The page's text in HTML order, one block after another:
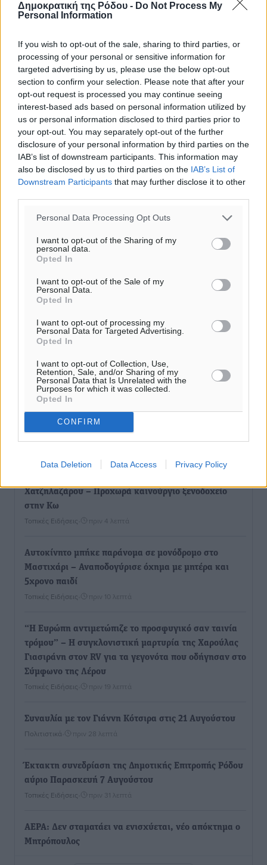
Δημοκρατική της Ρόδου - Do Not Process My
Personal Information
If you wish to opt-out of the sale, sharing to third parties, or
processing of your personal or sensitive information for
targeted advertising by us, please use the below opt-out
section to confirm your selection. Please note that after your
opt-out request is processed you may continue seeing
interest-based ads based on personal information utilized by
us or personal information disclosed to third parties prior to
your opt-out. You may separately opt-out of the further
disclosure of your personal information by third parties on the
IAB’s list of downstream participants. This information may
also be disclosed by us to third parties on the IAB’s List of
Downstream Participants that may further disclose it to other
Personal Data Processing Opt Outs
I want to opt-out of the Sharing of my
personal data.
Opted In
I want to opt-out of the Sale of my
Personal Data.
Opted In
I want to opt-out of processing my
Personal Data for Targeted Advertising.
Opted In
I want to opt-out of Collection, Use,
Retention, Sale, and/or Sharing of my
Personal Data that Is Unrelated with the
Purposes for which it was collected.
Opted In
CONFIRM
Data Deletion Data Access Privacy Policy
Ροή ειδήσεων
Χατζηλαζάρου – Προχωρά καινούργιο ξενοδοχείο
στην Κω
Τοπικές Ειδήσεις πριν 4 λεπτά
Αυτοκίνητο μπήκε παράνομα σε μονόδρομο στο
Μαστιχάρι – Αναποδογύρισε όχημα με μητέρα και
5χρονο παιδί
Τοπικές Ειδήσεις πριν 10 λεπτά
“Η Ευρώπη αντιμετώπιζε το προσφυγικό σαν ταινία
τρόμου” – Η συγκλονιστική μαρτυρία της Χαρούλας
Γιασιράνη στον RV για τα γεγονότα που οδήγησαν στο
Σύμφωνο της Λέρου
Τοπικές Ειδήσεις πριν 19 λεπτά
Συναυλία με τον Γιάννη Κότσιρα στις 21 Αυγούστου
Πολιτιστικά πριν 28 λεπτά
Έκτακτη συνεδρίαση της Δημοτικής Επιτροπής Ρόδου
αύριο Παρασκευή 7 Αυγούστου
Τοπικές Ειδήσεις πριν 31 λεπτά
ΑΕΡΑ: Δεν σταματάει να ενισχύεται, νέο απόκτημα ο
Μητρόπουλος